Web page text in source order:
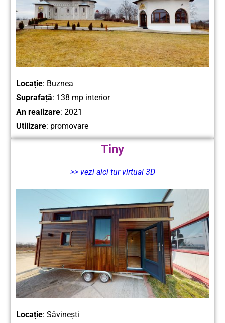
Locație: Buznea
Suprafață: 138 mp interior
An realizare: 2021
Utilizare: promovare
Tiny
>> vezi aici tur virtual 3D
Locație: Săvinești